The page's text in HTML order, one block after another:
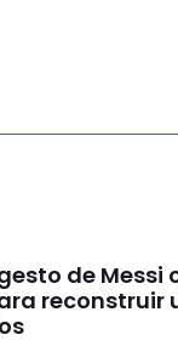
de Messi
reconstruir